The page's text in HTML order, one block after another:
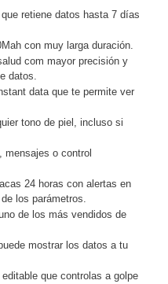
retiene datos hasta 7 días
con muy larga duración.
com mayor precisión y
datos.
data que te permite ver
tono de piel, incluso si
mensajes o control
24 horas con alertas en
los parámetros.
de los más vendidos de
mostrar los datos a tu
que controlas a golpe